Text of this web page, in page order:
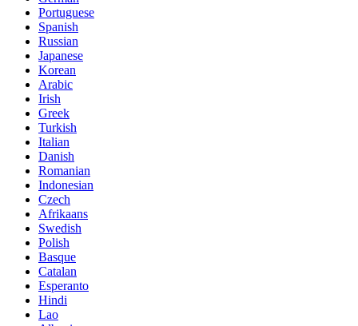
Portuguese
Spanish
Russian
Japanese
Korean
Arabic
Irish
Greek
Turkish
Italian
Danish
Romanian
Indonesian
Czech
Afrikaans
Swedish
Polish
Basque
Catalan
Esperanto
Hindi
Lao